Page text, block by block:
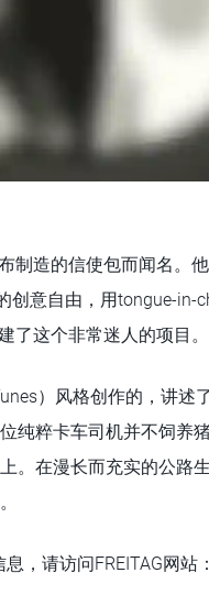
制造的信使包而闻名。
意自由，用tongue-in-
了这个非常迷人的项目。
）风格创作的，讲述
纯粹卡车司机并不饲养
。在漫长而充实的公路
，请访问FREITAG网站：